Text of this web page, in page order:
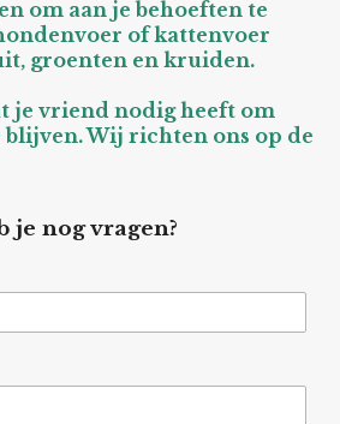
om aan je behoeften te
of kattenvoer
groenten en kruiden.
je vriend nodig heeft om
blijven. Wij richten ons op de
je nog vragen?